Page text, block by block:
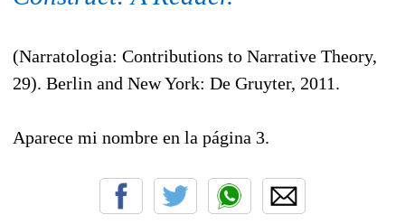
(Narratologia: Contributions to Narrative Theory,
29). Berlin and New York: De Gruyter, 2011.
Aparece mi nombre en la página 3.